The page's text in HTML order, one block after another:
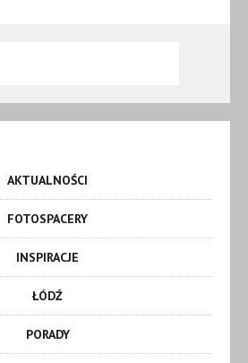
AKTUALNOŚCI
FOTOSPACERY
INSPIRACJE
ŁÓDŹ
PORADY